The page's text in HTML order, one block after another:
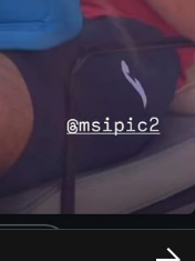
Foto: Instagram